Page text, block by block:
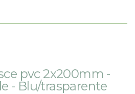
pvc 2x200mm -
- Blu/trasparente